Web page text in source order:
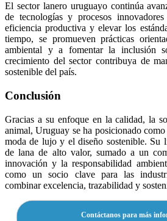
El sector lanero uruguayo continúa
de tecnologías y procesos
eficiencia productiva y elevar los
tiempo, se promueven prácticas
ambiental y a fomentar la inclusión
crecimiento del sector contribuya de
sostenible del país.
Conclusión
Gracias a su enfoque en la calidad, la
animal, Uruguay se ha posicionado
moda de lujo y el diseño sostenible. Su
de lana de alto valor, sumado a un
innovación y la responsabilidad
como un socio clave para las
combinar excelencia, trazabilidad y
Contáctanos para más